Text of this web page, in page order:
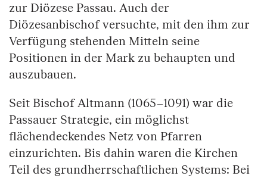
zur Diözese Passau. Auch der
Diözesanbischof versuchte, mit den ihm zur
Verfügung stehenden Mitteln seine
Positionen in der Mark zu behaupten und
auszubauen.
Seit Bischof Altmann (1065–1091) war die
Passauer Strategie, ein möglichst
flächendeckendes Netz von Pfarren
einzurichten. Bis dahin waren die Kirchen
Teil des grundherrschaftlichen Systems: Bei